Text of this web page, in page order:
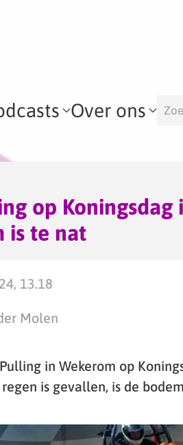
Over ons
op Koningsdag
is te nat
13.18
Molen
in Wekerom op
is gevallen, is de